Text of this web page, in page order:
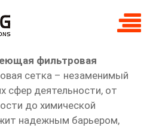
фильтровая
сетка – незаменимый
сфер деятельности, от
до химической
надежным барьером,